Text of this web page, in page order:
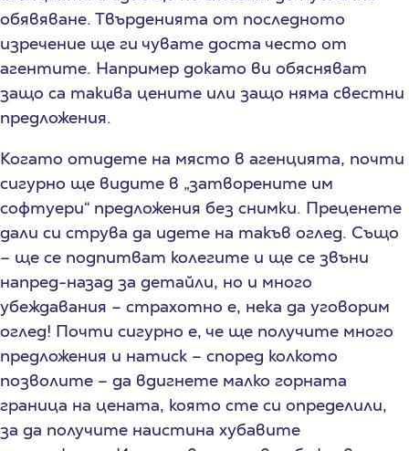
обявяване. Твърденията от последното
изречение ще ги чувате доста често от
агентите. Например докато ви обясняват
защо са такива цените или защо няма свестни
предложения.
Когато отидете на място в агенцията, почти
сигурно ще видите в „затворените им
софтуери“ предложения без снимки. Преценете
дали си струва да идете на такъв оглед. Също
– ще се подпитват колегите и ще се звъни
напред-назад за детайли, но и много
убеждавания – страхотно е, нека да уговорим
оглед! Почти сигурно е, че ще получите много
предложения и натиск – според колкото
позволите – да вдигнете малко горната
граница на цената, която сте си определили,
за да получите наистина хубавите